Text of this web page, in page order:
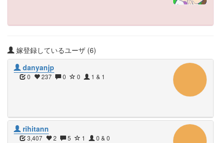
嫁登録しているユーザ (6)
danyanjp
0 237 0 0 1 & 1
rihitann
3,407 2 5 1 0 & 0